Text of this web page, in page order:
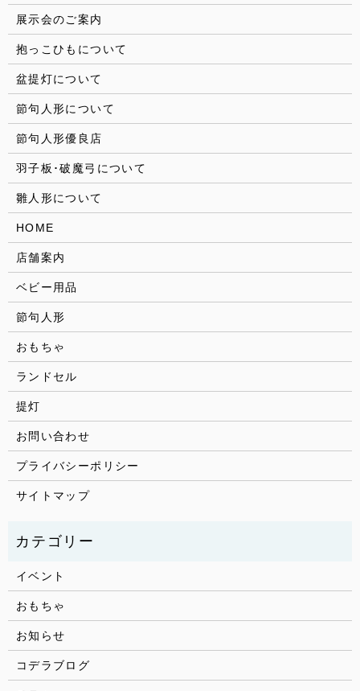
展示会のご案内
抱っこひもについて
盆提灯について
節句人形について
節句人形優良店
羽子板･破魔弓について
雛人形について
HOME
店舗案内
ベビー用品
節句人形
おもちゃ
ランドセル
提灯
お問い合わせ
プライバシーポリシー
サイトマップ
イベント
おもちゃ
お知らせ
コデラブログ